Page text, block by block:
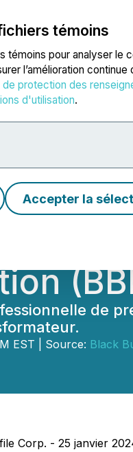
témoins
témoins pour analyser le
l’amélioration continue
de protection des
d'utilisation.
Accepter la
Salle de presse Blogue
du
de
EST | Source: Black
Corp. - 25 janvier